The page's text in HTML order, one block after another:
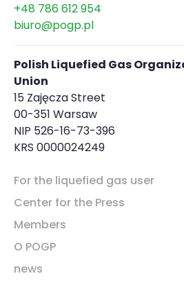
+48 786 612 954
biuro@pogp.pl
Polish Liquefied Gas
Union
15 Zajęcza Street
00-351 Warsaw
NIP 526-16-73-396
KRS 0000024249
For the liquefied gas user
Center for the Press
Members
O POGP
news